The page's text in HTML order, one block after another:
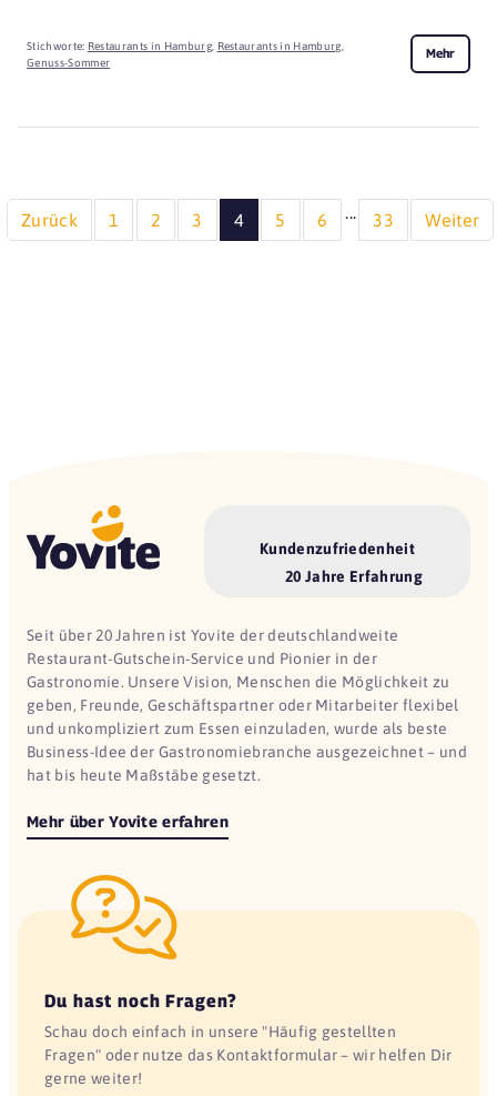
Stichworte: Restaurants in Hamburg, Restaurants in Hamburg
Genuss-Sommer
Mehr
Zurück 1 2 3 4 5 6 33 Weiter
Kundenzufriedenheit
20 Jahre Erfahrung
Seit über 20 Jahren ist Yovite der deutschlandweite
Restaurant-Gutschein-Service und Pionier in der
Gastronomie. Unsere Vision, Menschen die Möglichkeit zu
geben, Freunde, Geschäftspartner oder Mitarbeiter flexibel
und unkompliziert zum Essen einzuladen, wurde als beste
Business-Idee der Gastronomiebranche ausgezeichnet – und
hat bis heute Maßstäbe gesetzt.
Mehr über Yovite erfahren
Du hast noch Fragen?
Schau doch einfach in unsere "Häufig gestellten
Fragen" oder nutze das Kontaktformular – wir helfen Dir
gerne weiter!